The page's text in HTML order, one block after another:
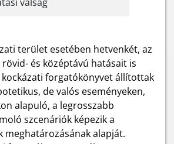
terület esetében hetvenkét, az
és középtávú hatásait is
forgatókönyvet állítottak
de valós eseményeken,
alapuló, a legrosszabb
szcenáriók képezik a
meghatározásának alapját.